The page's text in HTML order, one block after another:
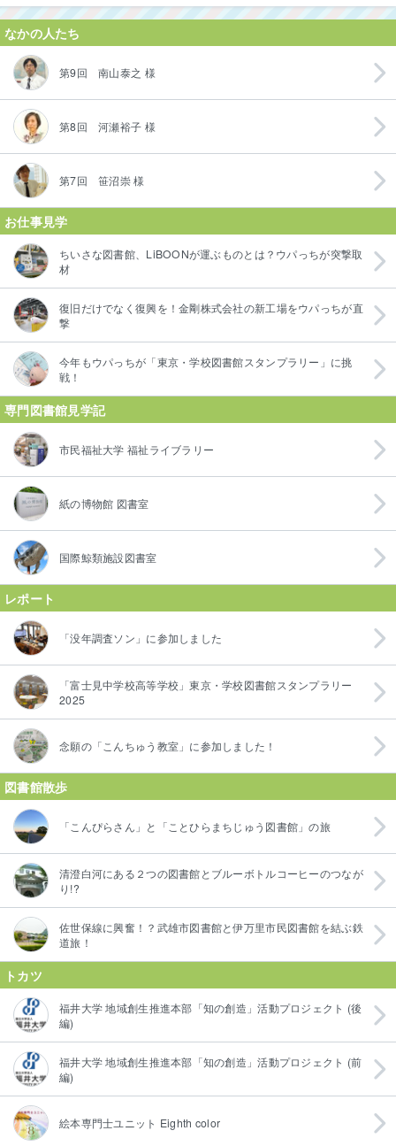
なかの人たち
第9回 南山泰之 様
第8回 河瀬裕子 様
第7回 笹沼崇 様
お仕事見学
ちいさな図書館、LiBOONが運ぶものとは？ウパっちが突撃取
材
復旧だけでなく復興を！金剛株式会社の新工場をウパっちが直
撃
今年もウパっちが「東京・学校図書館スタンプラリー」に挑
戦！
専門図書館見学記
市民福祉大学 福祉ライブラリー
紙の博物館 図書室
国際鯨類施設図書室
レポート
「没年調査ソン」に参加しました
「富士見中学校高等学校」東京・学校図書館スタンプラリー
2025
念願の「こんちゅう教室」に参加しました！
図書館散歩
「こんぴらさん」と「ことひらまちじゅう図書館」の旅
清澄白河にある２つの図書館とブルーボトルコーヒーのつなが
り!?
佐世保線に興奮！？武雄市図書館と伊万里市民図書館を結ぶ鉄
道旅！
トカツ
福井大学 地域創生推進本部「知の創造」活動プロジェクト (後
編)
福井大学 地域創生推進本部「知の創造」活動プロジェクト (前
編)
絵本専門士ユニット Eighth color